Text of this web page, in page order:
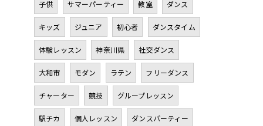
子供 サマーパーティー 教室 ダンス
キッズ ジュニア 初心者 ダンスタイム
体験レッスン 神奈川県 社交ダンス
大和市 モダン ラテン フリーダンス
チャーター 競技 グループレッスン
駅チカ 個人レッスン ダンスパーティー